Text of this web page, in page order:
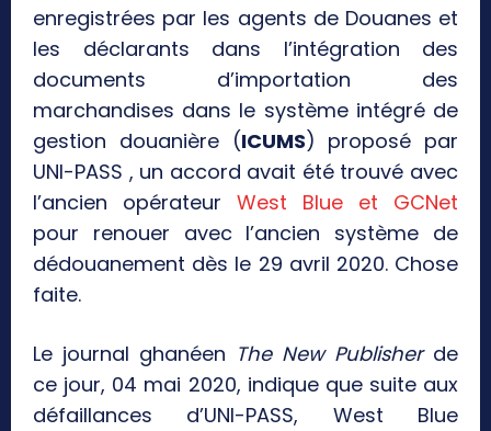
enregistrées par les agents de Douanes et
les déclarants dans l’intégration des
documents d’importation des
marchandises dans le système intégré de
gestion douanière (ICUMS) proposé par
UNI-PASS , un accord avait été trouvé avec
l’ancien opérateur West Blue et GCNet
pour renouer avec l’ancien système de
dédouanement dès le 29 avril 2020. Chose
faite.
Le journal ghanéen The New Publisherde
ce jour, 04 mai 2020, indique que suite aux
défaillances d’UNI-PASS, West Blue